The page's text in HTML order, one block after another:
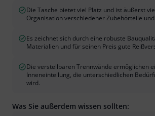
Die Tasche bietet viel Platz und ist äußerst
Organisation verschiedener Zubehörteile
Es zeichnet sich durch eine robuste
Materialien und für seinen Preis gute
Die verstellbaren Trennwände ermöglichen
Inneneinteilung, die unterschiedlichen
wird.
Was Sie außerdem wissen sollten: